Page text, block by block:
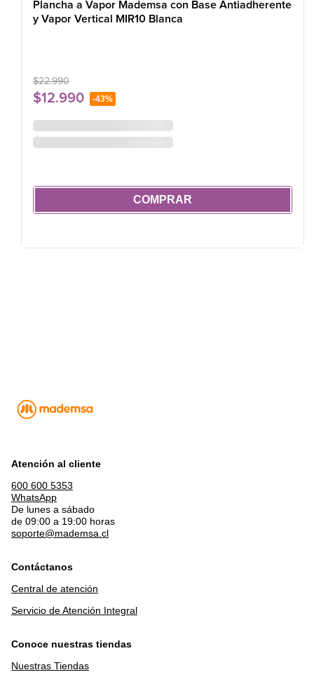
Plancha a Vapor Mademsa con Base Antiadherente
y Vapor Vertical MIR10 Blanca
$22.990
$12.990 -43%
COMPRAR
Atención al cliente
600 600 5353
WhatsApp
De lunes a sábado
de 09:00 a 19:00 horas
soporte@mademsa.cl
Contáctanos
Central de atención
Servicio de Atención Integral
Conoce nuestras tiendas
Nuestras Tiendas